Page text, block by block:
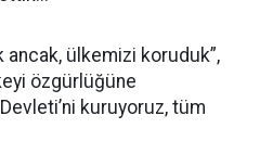
ancak, ülkemizi koruduk”,
özgürlüğüne
kuruyoruz, tüm